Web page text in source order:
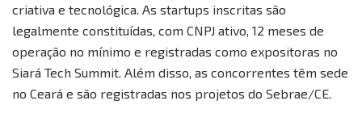
criativa e tecnológica. As startups inscritas são
legalmente constituídas, com CNPJ ativo, 12 meses de
operação no mínimo e registradas como expositoras no
Siará Tech Summit. Além disso, as concorrentes têm sede
no Ceará e são registradas nos projetos do Sebrae/CE.